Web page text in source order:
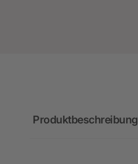
Produktbeschreibung